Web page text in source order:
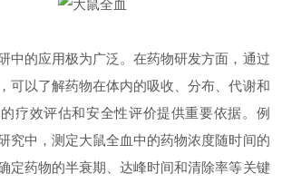
的应用极为广泛。在药物研发方面，通过
可以了解药物在体内的吸收、分布、代谢和
疗效评估和安全性评价提供重要依据。例
究中，测定大鼠全血中的药物浓度随时间的
定药物的半衰期、达峰时间和清除率等关键